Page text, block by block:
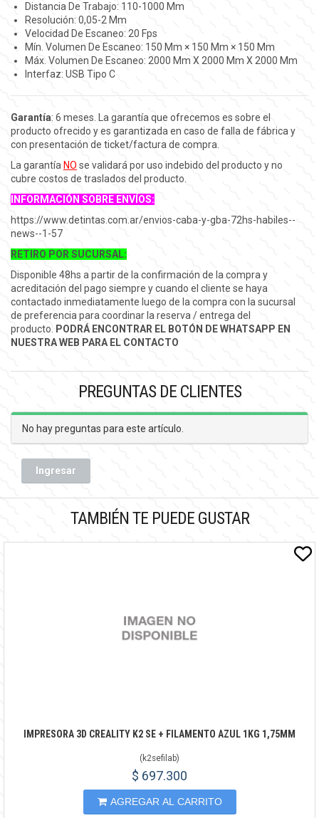
Distancia De Trabajo: 110-1000 Mm
Resolución: 0,05-2 Mm
Velocidad De Escaneo: 20 Fps
Mín. Volumen De Escaneo: 150 Mm × 150 Mm × 150 Mm
Máx. Volumen De Escaneo: 2000 Mm X 2000 Mm X 2000 Mm
Interfaz: USB Tipo C
Garantía: 6 meses. La garantía que ofrecemos es sobre el
producto ofrecido y es garantizada en caso de falla de fábrica y
con presentación de ticket/factura de compra.
La garantía NO se validará por uso indebido del producto y no
cubre costos de traslados del producto.
INFORMACIÓN SOBRE ENVÍOS:
https://www.detintas.com.ar/envios-caba-y-gba-72hs-habiles--
news--1-57
RETIRO POR SUCURSAL:
Disponible 48hs a partir de la confirmación de la compra y
acreditación del pago siempre y cuando el cliente se haya
contactado inmediatamente luego de la compra con la sucursal
de preferencia para coordinar la reserva / entrega del
producto. PODRÁ ENCONTRAR EL BOTÓN DE WHATSAPP EN
NUESTRA WEB PARA EL CONTACTO
PREGUNTAS DE CLIENTES
No hay preguntas para este artículo.
Ingresar
TAMBIÉN TE PUEDE GUSTAR
IMPRESORA 3D CREALITY K2 SE + FILAMENTO AZUL 1KG 1,75MM
( k2sefilab)
$ 697.300
AGREGAR AL CARRITO